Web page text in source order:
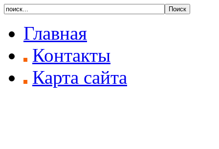
Главная
Контакты
Карта сайта